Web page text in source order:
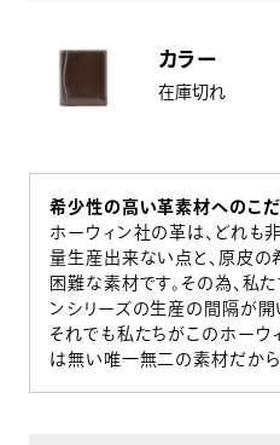
カラー
在庫切れ
希少性の高い革素材へのこだ
ホーウィン社の革は、どれも
量生産出来ない点と、原皮
困難な素材です。その為、私
ンシリーズの生産の間隔が開
それでも私たちがこのホー
は無い唯一無二の素材だから